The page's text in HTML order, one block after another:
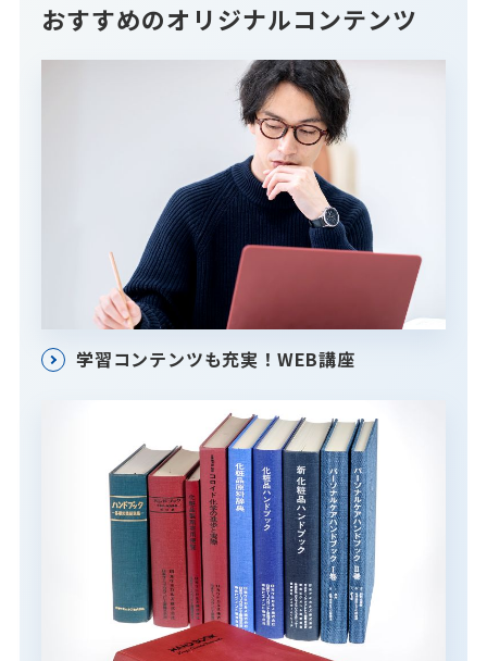
おすすめのオリジナルコンテンツ
学習コンテンツも充実！WEB講座